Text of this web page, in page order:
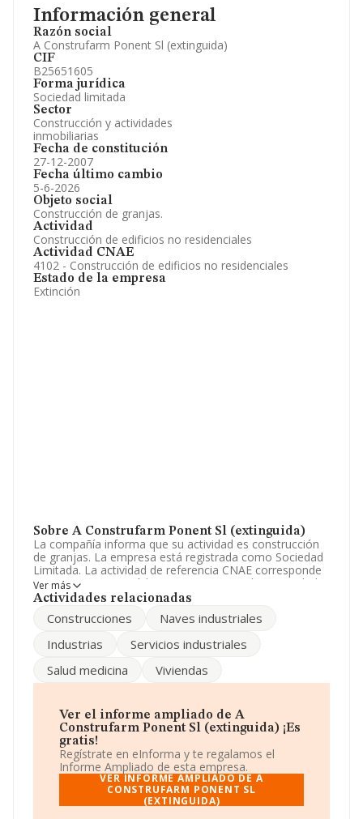
Información general
Razón social
A Construfarm Ponent Sl (extinguida)
CIF
B25651605
Forma jurídica
Sociedad limitada
Sector
Construcción y actividades
inmobiliarias
Fecha de constitución
27-12-2007
Fecha último cambio
5-6-2026
Objeto social
Construcción de granjas.
Actividad
Construcción de edificios no residenciales
Actividad CNAE
4102 - Construcción de edificios no residenciales
Estado de la empresa
Extinción
Sobre A Construfarm Ponent Sl (extinguida)
La compañía informa que su actividad es construcción
de granjas. La empresa está registrada como Sociedad
Limitada. La actividad de referencia CNAE corresponde
a '%cnae%', cuyo Código es 4102. No realiza actividad
de importación y/o exportación.
Es posible ponerse en contacto con la empresa a través
bmm@bmm.es
La compañíaA Construfarm Ponent S.L
(extinguida), con NIF B25651605, se encuentra en
Bell-lloc D'urgell, provincia de Lleida, Cataluña.
Con los datos a disposición de INFORMA sobre 6.178
empresas pertenecientes al sector, a nivel nacional la
facturación asciende a 10.419 millones de euros y el
promedio de la facturación de ventas entre todas las
compañías asciende a los 1 millón de euros. En relación
con la información de la provincia de Lleida, en la base
Ver más
Actividades relacionadas
Construcciones
Naves industriales
Industrias
Servicios industriales
Salud medicina
Viviendas
Ver el informe ampliado de A
Construfarm Ponent Sl (extinguida) ¡Es
gratis!
Regístrate en eInforma y te regalamos el
Informe Ampliado de esta empresa.
VER INFORME AMPLIADO DE A
CONSTRUFARM PONENT SL
(EXTINGUIDA)
Información oficial y registral complementaria.